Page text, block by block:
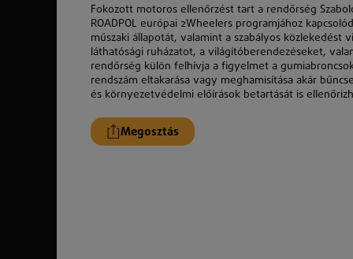
Fokozott motoros ellenőrzést tart a rendőrség
ROADPOL európai 2Wheelers programjához
műszaki állapotát, valamint a szabályos közlekedést
láthatósági ruházatot, a világítóberendezéseket,
rendőrség külön felhívja a figyelmet a
rendszám eltakarása vagy meghamisítása akár
és környezetvédelmi előírások betartását is
Megosztás